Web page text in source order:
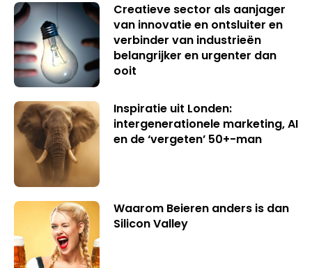
Creatieve sector als aanjager
van innovatie en ontsluiter en
verbinder van industrieën
belangrijker en urgenter dan
ooit
Inspiratie uit Londen:
intergenerationele marketing, AI
en de ‘vergeten’ 50+-man
Waarom Beieren anders is dan
Silicon Valley